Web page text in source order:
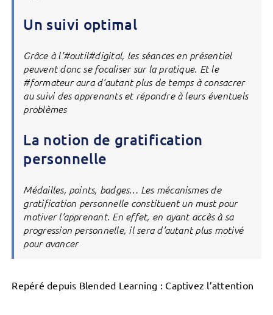
Un suivi optimal
Grâce à l’#outil#digital, les séances en présentiel
peuvent donc se focaliser sur la pratique. Et le
#formateur aura d’autant plus de temps à consacrer
au suivi des apprenants et répondre à leurs éventuels
problèmes
La notion de gratification
personnelle
Médailles, points, badges… Les mécanismes de
gratification personnelle constituent un must pour
motiver l’apprenant. En effet, en ayant accès à sa
progression personnelle, il sera d’autant plus motivé
pour avancer
Repéré depuis Blended Learning : Captivez l’attention